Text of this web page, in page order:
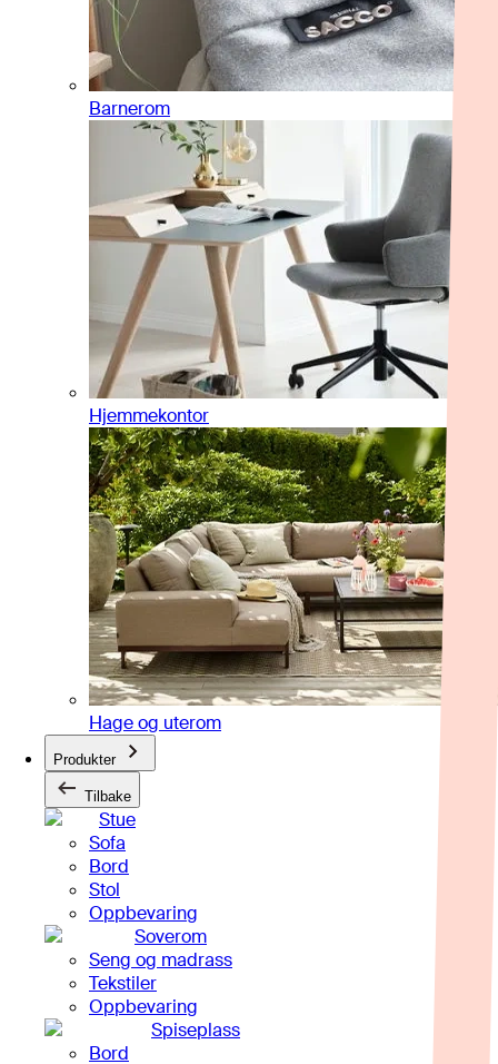
Barnerom
Hjemmekontor
Hage og uterom
Produkter
Tilbake
Stue
Sofa
Bord
Stol
Oppbevaring
Soverom
Seng og madrass
Tekstiler
Oppbevaring
Spiseplass
Bord